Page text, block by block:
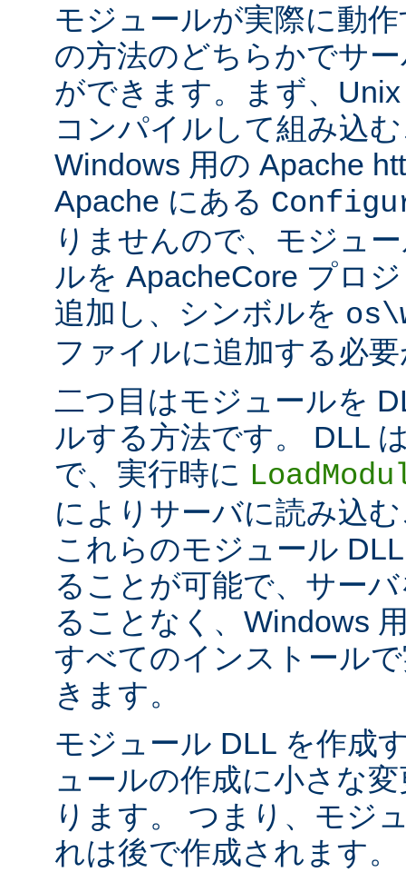
モジュールが実際に動
の方法のどちらかでサ
ができます。まず、
コンパイルして組み込
Windows 用の Apache
Apache にある
りませんので、モジュ
ルを ApacheCore プロ
追加し、シンボルを
ファイルに追加する必
二つ目はモジュールを
ルする方法です。 DLL
で、実行時に
によりサーバに読み込
これらのモジュール
ることが可能で、サー
ることなく、Windows
すべてのインストール
きます。
モジュール DLL を作成
ュールの作成に小さな
ります。 つまり、モジ
れは後で作成されます